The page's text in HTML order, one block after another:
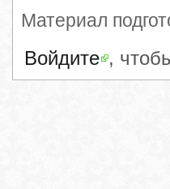
Материал
Войдите ,